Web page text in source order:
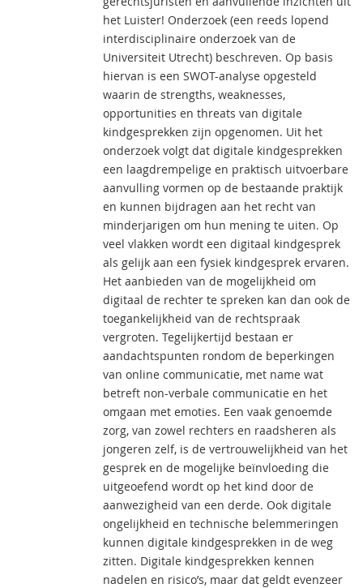
het Luister! Onderzoek (een reeds lopend
interdisciplinaire onderzoek van de
Universiteit Utrecht) beschreven. Op basis
hiervan is een SWOT-analyse opgesteld
waarin de strengths, weaknesses,
opportunities en threats van digitale
kindgesprekken zijn opgenomen. Uit het
onderzoek volgt dat digitale kindgesprekken
een laagdrempelige en praktisch uitvoerbare
aanvulling vormen op de bestaande praktijk
en kunnen bijdragen aan het recht van
minderjarigen om hun mening te uiten. Op
veel vlakken wordt een digitaal kindgesprek
als gelijk aan een fysiek kindgesprek ervaren.
Het aanbieden van de mogelijkheid om
digitaal de rechter te spreken kan dan ook de
toegankelijkheid van de rechtspraak
vergroten. Tegelijkertijd bestaan er
aandachtspunten rondom de beperkingen
van online communicatie, met name wat
betreft non-verbale communicatie en het
omgaan met emoties. Een vaak genoemde
zorg, van zowel rechters en raadsheren als
jongeren zelf, is de vertrouwelijkheid van het
gesprek en de mogelijke beïnvloeding die
uitgeoefend wordt op het kind door de
aanwezigheid van een derde. Ook digitale
ongelijkheid en technische belemmeringen
kunnen digitale kindgesprekken in de weg
zitten. Digitale kindgesprekken kennen
nadelen en risico’s, maar dat geldt evenzeer